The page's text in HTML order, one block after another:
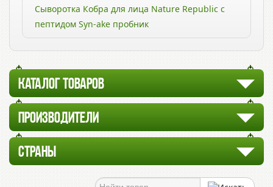
Сыворотка Кобра для лица Nature Republic с
пептидом Syn-ake пробник
КАТАЛОГ ТОВАРОВ
ПРОИЗВОДИТЕЛИ
СТРАНЫ